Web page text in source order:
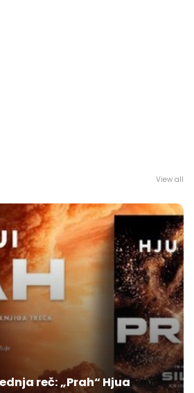
View all
reč: „Prah“ Hjua